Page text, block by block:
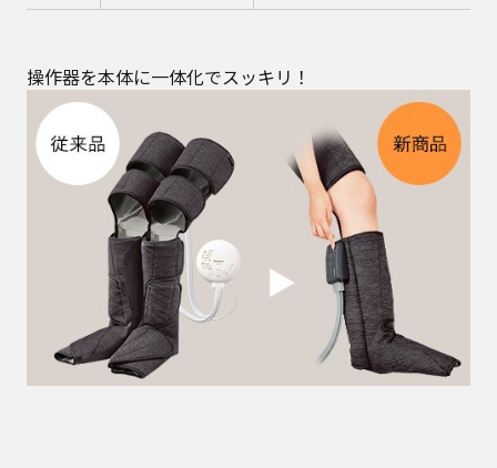
操作器を本体に一体化でスッキリ！